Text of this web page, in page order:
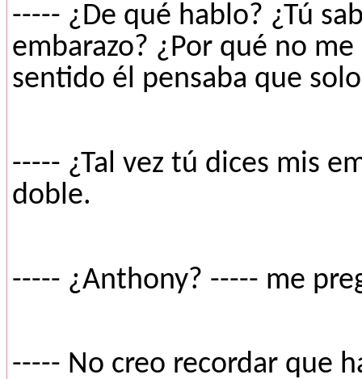
----- ¿De qué hablo? ¿Tú
embarazo? ¿Por qué no
sentido él pensaba que
----- ¿Tal vez tú dices mis
doble.
----- ¿Anthony? ----- me
----- No creo recordar que